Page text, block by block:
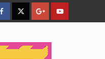
facebookTwitterGoogleYouTube